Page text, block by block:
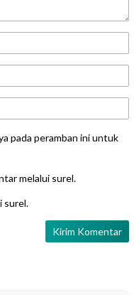
pada peramban ini untuk
melalui surel.
surel.